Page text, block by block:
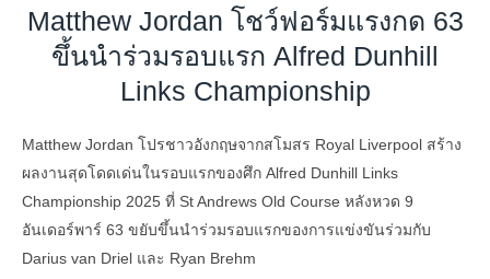
Matthew Jordan โชว์ฟอร์มแรงกด 63
ขึ้นนำร่วมรอบแรก Alfred Dunhill
Links Championship
Matthew Jordan โปรชาวอังกฤษจากสโมสร Royal Liverpool สร้าง
ผลงานสุดโดดเด่นในรอบแรกของศึก Alfred Dunhill Links
Championship 2025 ที่ St Andrews Old Course หลังหวด 9
อันเดอร์พาร์ 63 ขยับขึ้นนำร่วมรอบแรกของการแข่งขันร่วมกับ
Darius van Driel และ Ryan Brehm